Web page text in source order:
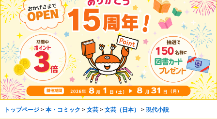
トップページ> 本・コミック > 文芸> 文芸（日本） > 現代小説